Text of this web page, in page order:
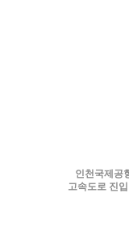
인천국제공
고속도로 진